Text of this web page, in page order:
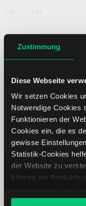
Zustimmung
Diese Webseite
Wir setzen Cookies
Notwendige Cookies
Funktionieren der
Cookies ein, die es
gewisse
Statistik-Cookies
der Website zu
können wir Produkte
Angebote
6 M
1 J
5 J -10.64
Henkel Aktie: